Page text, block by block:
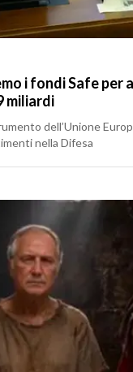
i fondi Safe per
miliardi
dell’Unione
nella Difesa